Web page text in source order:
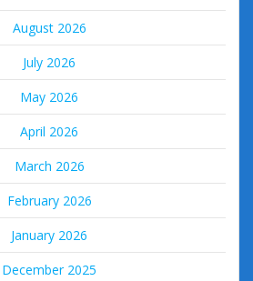
August 2026
July 2026
May 2026
April 2026
March 2026
February 2026
January 2026
December 2025